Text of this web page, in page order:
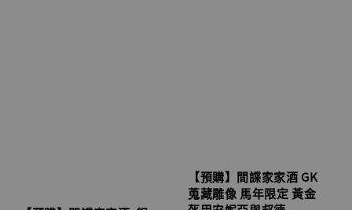
【預購】間諜家家酒 GK
蒐藏雕像 馬年限定 黃金